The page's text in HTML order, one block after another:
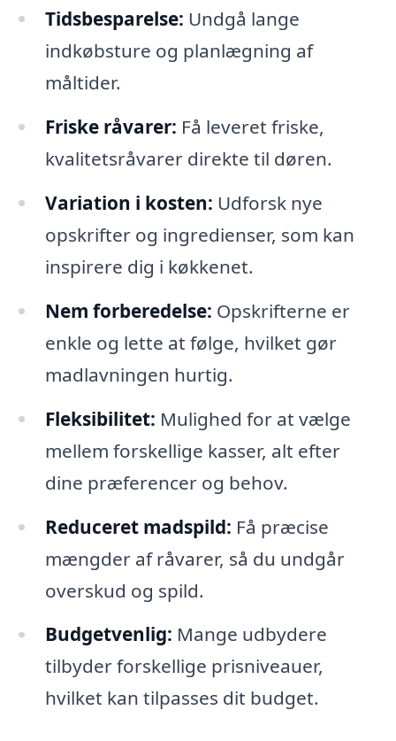
Tidsbesparelse: Undgå lange
indkøbsture og planlægning af
måltider.
Friske råvarer: Få leveret friske,
kvalitetsråvarer direkte til døren.
Variation i kosten: Udforsk nye
opskrifter og ingredienser, som kan
inspirere dig i køkkenet.
Nem forberedelse: Opskrifterne er
enkle og lette at følge, hvilket gør
madlavningen hurtig.
Fleksibilitet: Mulighed for at vælge
mellem forskellige kasser, alt efter
dine præferencer og behov.
Reduceret madspild: Få præcise
mængder af råvarer, så du undgår
overskud og spild.
Budgetvenlig: Mange udbydere
tilbyder forskellige prisniveauer,
hvilket kan tilpasses dit budget.